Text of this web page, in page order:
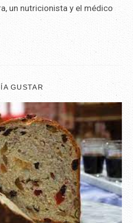
un nutricionista y el médico
GUSTAR